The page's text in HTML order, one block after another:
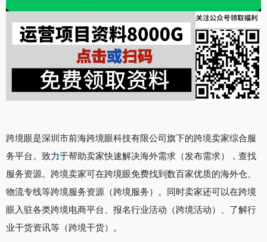
跨境眼是深圳市前海跨境眼科技有限公司旗下的跨境卖家综合服
务平台。致力于帮助卖家快速解决海外需求（发布需求），查找
服务资源。跨境卖家可在跨境眼免费找到数百家优质的海外仓、
物流专线等跨境服务资源（跨境服务）。同时卖家还可以在跨境
眼入驻各类跨境电商平台、报名行业活动（跨境活动）、了解行
业干货资讯等（跨境干货）。